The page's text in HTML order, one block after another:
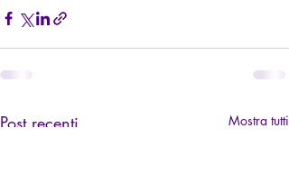
Post recenti Mostra tutti